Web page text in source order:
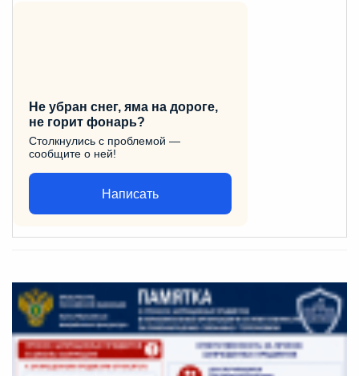
Не убран снег, яма на дороге,
не горит фонарь?
Столкнулись с проблемой —
сообщите о ней!
Написать